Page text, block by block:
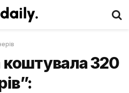
коштувала 320